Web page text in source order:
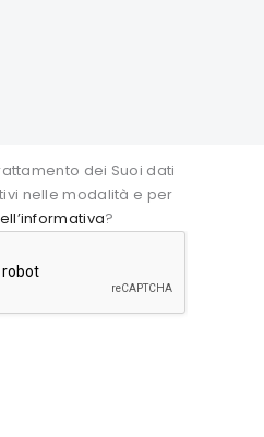
dei Suoi dati
nelle modalità e per
?